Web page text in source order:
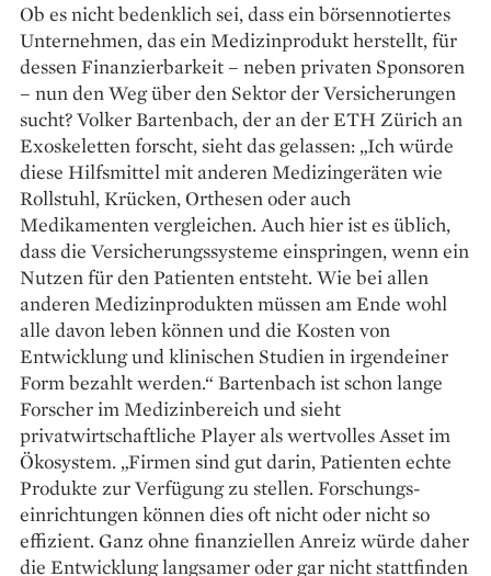
Ob es nicht bedenklich sei, dass ein börsennotiertes
Unter­nehmen, das ein Medizinprodukt herstellt, für
dessen Finanzierbarkeit – neben privaten Sponsoren
– nun den Weg über den Sektor der Versicherungen
sucht? Volker Bartenbach, der an der ETH Zürich an
Exoskeletten forscht, sieht das gelassen: „Ich würde
diese Hilfsmittel mit anderen Medizin­geräten wie
Rollstuhl, Krücken, Orthesen oder auch
Medikamenten vergleichen. Auch hier ist es üblich,
dass die Versicherungssysteme einspringen, wenn ein
Nutzen für den Patienten entsteht. Wie bei allen
anderen Medizinprodukten müssen am Ende wohl
alle davon leben können und die Kosten von
Entwicklung und klinischen Studien in irgendeiner
Form bezahlt werden.“ Bartenbach ist schon lange
Forscher im Medizinbereich und sieht
privatwirtschaftliche Player als wertvolles Asset im
Ökosystem. „Firmen sind gut darin, Patienten echte
Produkte zur Ver­fügung zu stellen. Forschungs­
einrichtungen können dies oft nicht oder nicht so
effizient. Ganz ohne finanziellen Anreiz würde daher
die Entwicklung langsamer oder gar nicht stattfinden